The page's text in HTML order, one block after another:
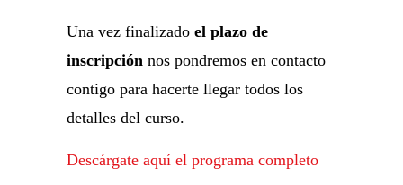
Una vez finalizado el plazo de
inscripción nos pondremos en contacto
contigo para hacerte llegar todos los
detalles del curso.
Descárgate aquí el programa completo